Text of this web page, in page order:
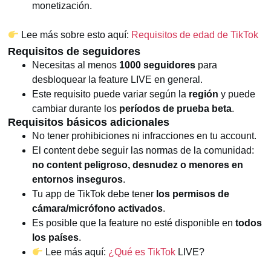
monetización.
Lee más sobre esto aquí: Requisitos de edad de TikTok
Requisitos de seguidores
Necesitas al menos 1000 seguidores para
desbloquear la feature LIVE en general.
Este requisito puede variar según la región y puede
cambiar durante los períodos de prueba beta.
Requisitos básicos adicionales
No tener prohibiciones ni infracciones en tu account.
El content debe seguir las normas de la comunidad:
no content peligroso, desnudez o menores en
entornos inseguros.
Tu app de TikTok debe tener los permisos de
cámara/micrófono activados.
Es posible que la feature no esté disponible en todos
los países.
Lee más aquí: ¿Qué es TikTok LIVE?